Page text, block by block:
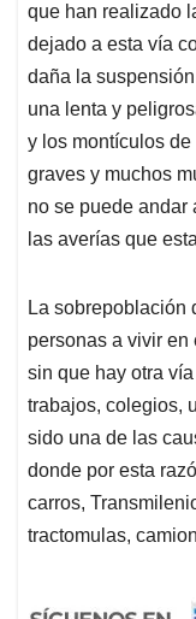
que han realizado
dejado a esta vía
daña la
una lenta y
y los montículos
graves y muchos
no se puede andar
las averías que
La sobrepoblación
personas a vivir en
sin que hay otra
trabajos, colegios,
sido una de las
donde por esta
carros,
tractomulas,